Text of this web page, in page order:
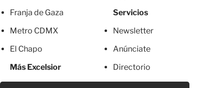
Franja de Gaza
Metro CDMX
El Chapo
Más Excelsior
Servicios
Newsletter
Anúnciate
Directorio